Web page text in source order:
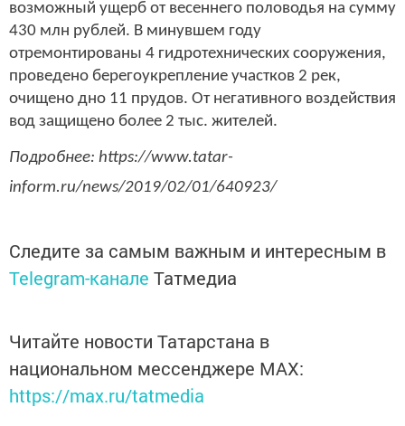
возможный ущерб от весеннего половодья на сумму
430 млн рублей. В минувшем году
отремонтированы 4 гидротехнических сооружения,
проведено берегоукрепление участков 2 рек,
очищено дно 11 прудов. От негативного воздействия
вод защищено более 2 тыс. жителей.
Подробнее: https://www.tatar-
inform.ru/news/2019/02/01/640923/
Следите за самым важным и интересным в
Telegram-канале Татмедиа
Читайте новости Татарстана в
национальном мессенджере MАХ:
https://max.ru/tatmedia